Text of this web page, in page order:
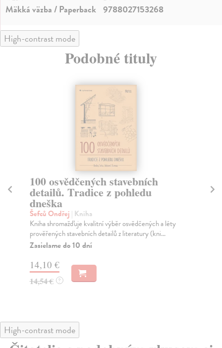
Mäkká väzba / Paperback 9788027153268
High-contrast mode
Podobné tituly
100 osvědčených stavebních
detailů. Tradice z pohledu
dneška
Šefců Ondřej | Kniha
Kniha shromažďuje kvalitní výběr osvědčených a léty
prověřených stavebních detailů z literatury (kni...
Zasielame do 10 dní
14,10 €
14,54 € ?
High-contrast mode